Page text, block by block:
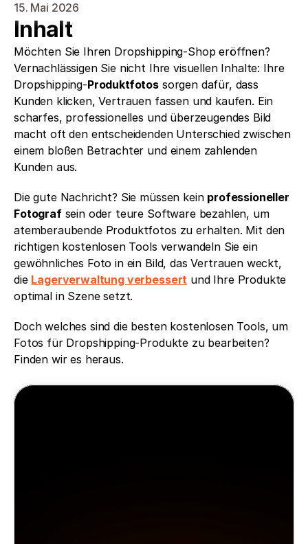
15. Mai 2026
Inhalt
Möchten Sie Ihren Dropshipping-Shop eröffnen?
Vernachlässigen Sie nicht Ihre visuellen Inhalte: Ihre
Dropshipping-Produktfotos sorgen dafür, dass
Kunden klicken, Vertrauen fassen und kaufen. Ein
scharfes, professionelles und überzeugendes Bild
macht oft den entscheidenden Unterschied zwischen
einem bloßen Betrachter und einem zahlenden
Kunden aus.
Die gute Nachricht? Sie müssen kein professioneller
Fotograf sein oder teure Software bezahlen, um
atemberaubende Produktfotos zu erhalten. Mit den
richtigen kostenlosen Tools verwandeln Sie ein
gewöhnliches Foto in ein Bild, das Vertrauen weckt,
die Lagerverwaltung verbessert und Ihre Produkte
optimal in Szene setzt.
Doch welches sind die besten kostenlosen Tools, um
Fotos für Dropshipping-Produkte zu bearbeiten?
Finden wir es heraus.